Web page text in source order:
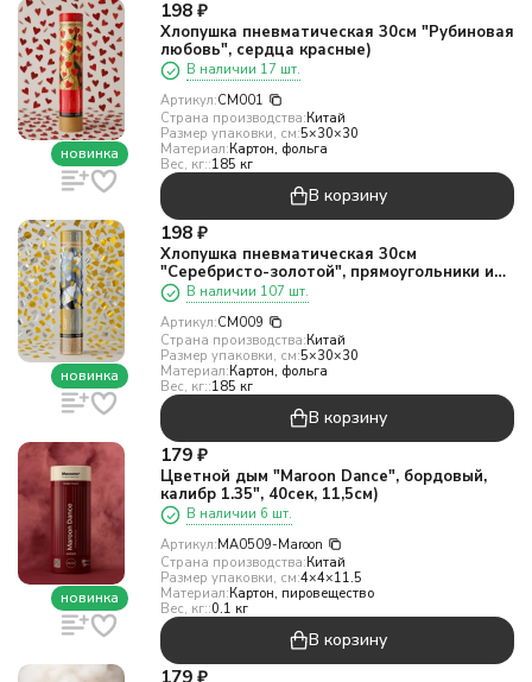
новинка
198 ₽
Хлопушка пневматическая 30см "Рубиновая
любовь", сердца красные)
В наличии 17 шт.
Артикул:CM001
Страна производства:Китай
Размер упаковки, см:5×30×30
Материал:Картон, фольга
Вес, кг::185 кг
В корзину
новинка
198 ₽
Хлопушка пневматическая 30см
"Серебристо-золотой", прямоугольники и
кружки)
В наличии 107 шт.
Артикул:CM009
Страна производства:Китай
Размер упаковки, см:5×30×30
Материал:Картон, фольга
Вес, кг::185 кг
В корзину
новинка
179 ₽
Цветной дым "Maroon Dance", бордовый,
калибр 1.35", 40сек, 11,5см)
В наличии 6 шт.
Артикул:MA0509-Maroon
Страна производства:Китай
Размер упаковки, см:4×4×11.5
Материал:Картон, пировещество
Вес, кг::0.1 кг
В корзину
179 ₽